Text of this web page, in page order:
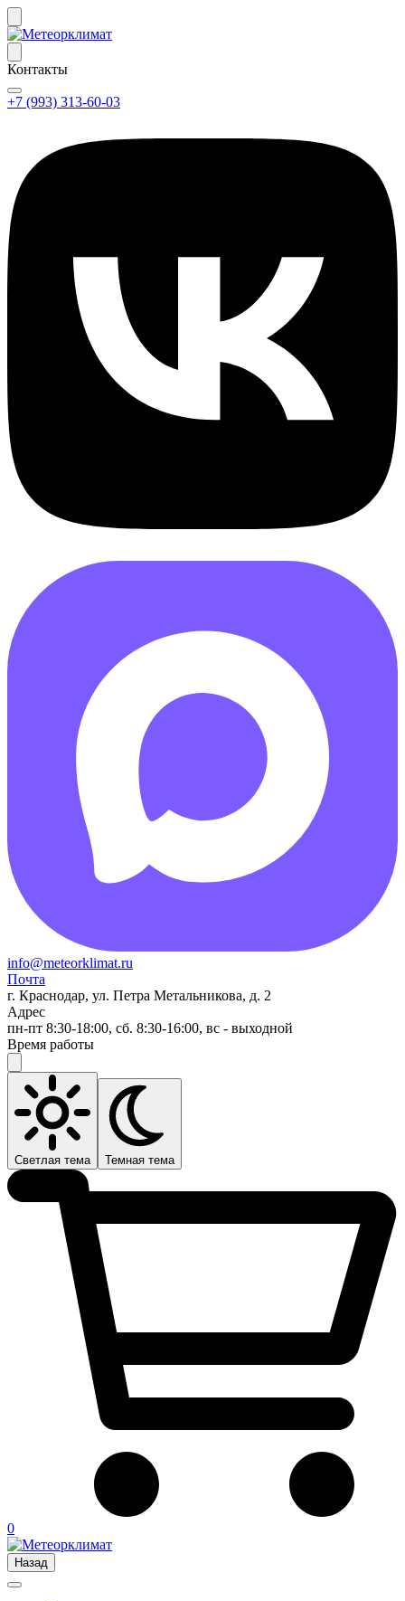
Контакты
+7 (993) 313-60-03
info@meteorklimat.ru
Почта
г. Краснодар, ул. Петра Метальникова, д. 2
Адрес
пн-пт 8:30-18:00, сб. 8:30-16:00, вс - выходной
Время работы
Светлая тема Темная тема
0
Назад